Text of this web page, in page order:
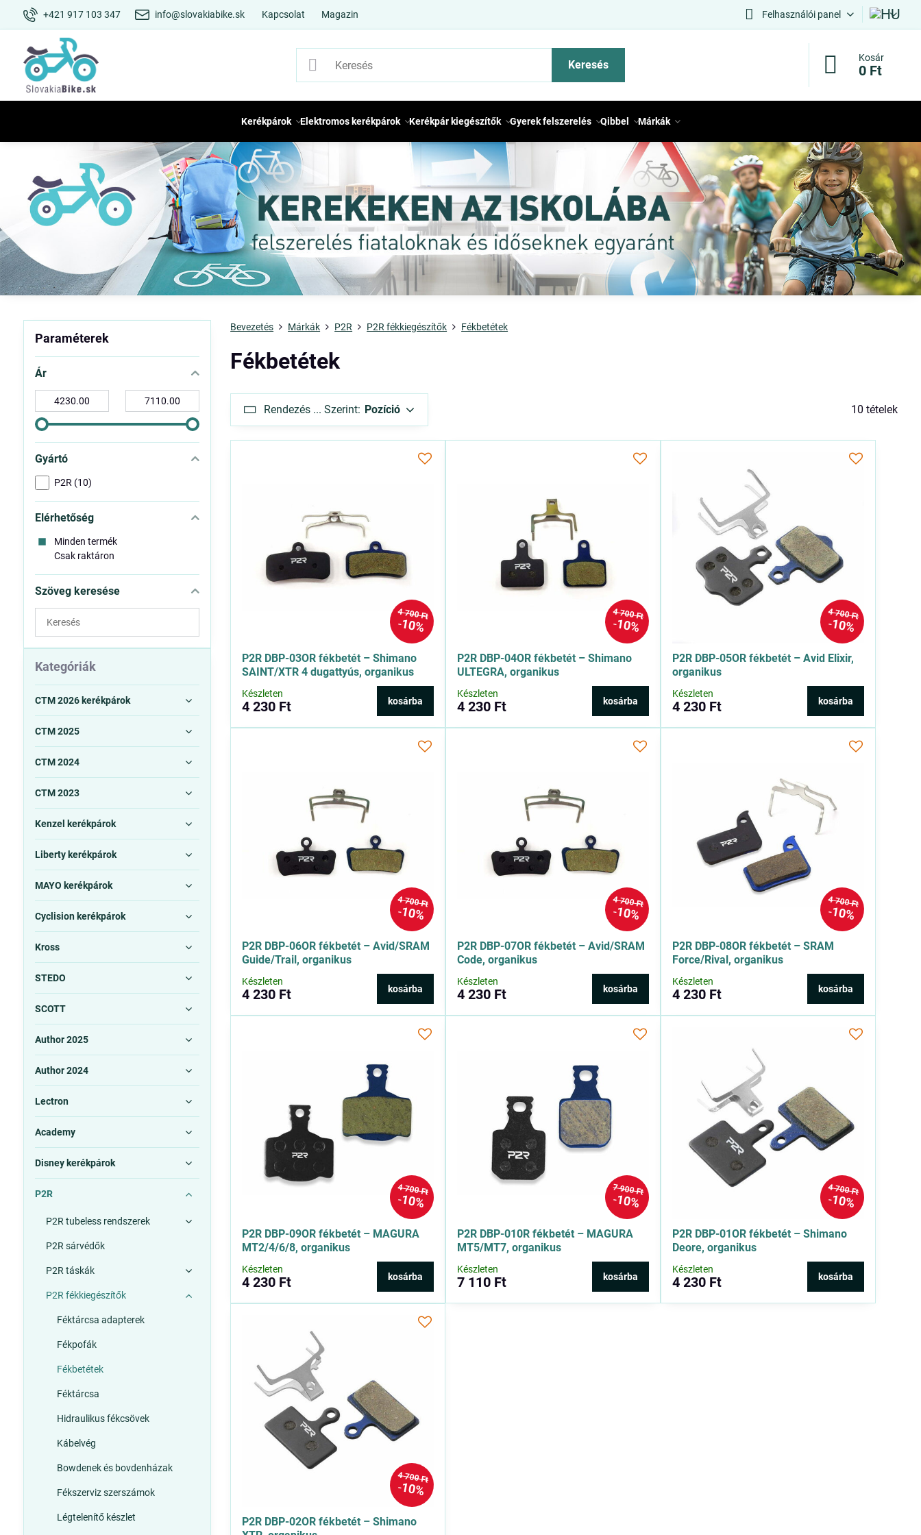
+421 917 103 347 info@slovakiabike.sk Kapcsolat Magazin Felhasználói panel
Keresés
Kosár
0 Ft
Kerékpárok Elektromos kerékpárok Kerékpár kiegészítők Gyerek felszerelés Qibbel Márkák
Bevezetés Márkák P2R P2R fékkiegészítők Fékbetétek
Fékbetétek
Rendezés ... Szerint: Pozíció 10 tételek
4 700 Ft
10%
P2R DBP-03OR fékbetét – Shimano
SAINT/XTR 4 dugattyús, organikus
Készleten
4 230 Ft kosárba
4 700 Ft
10%
P2R DBP-04OR fékbetét – Shimano
ULTEGRA, organikus
Készleten
4 230 Ft kosárba
4 700 Ft
10%
P2R DBP-05OR fékbetét – Avid Elixir,
organikus
Készleten
4 230 Ft kosárba
4 700 Ft
10%
P2R DBP-06OR fékbetét – Avid/SRAM
Guide/Trail, organikus
Készleten
4 230 Ft kosárba
4 700 Ft
10%
P2R DBP-07OR fékbetét – Avid/SRAM
Code, organikus
Készleten
4 230 Ft kosárba
4 700 Ft
10%
P2R DBP-08OR fékbetét – SRAM
Force/Rival, organikus
Készleten
4 230 Ft kosárba
4 700 Ft
10%
P2R DBP-09OR fékbetét – MAGURA
MT2/4/6/8, organikus
Készleten
4 230 Ft kosárba
7 900 Ft
10%
P2R DBP-010R fékbetét – MAGURA
MT5/MT7, organikus
Készleten
7 110 Ft kosárba
4 700 Ft
10%
P2R DBP-01OR fékbetét – Shimano
Deore, organikus
Készleten
4 230 Ft kosárba
4 700 Ft
10%
P2R DBP-02OR fékbetét – Shimano
Paraméterek
Ár
tól:
ig:
Gyártó
P2R (10)
Elérhetőség
Minden termék
Csak raktáron
Szöveg keresése
szűrési
eredmények
teljes
szövegben
Kategóriák
CTM 2026 kerékpárok
CTM 2025
CTM 2024
CTM 2023
Kenzel kerékpárok
Liberty kerékpárok
MAYO kerékpárok
Cyclision kerékpárok
Kross
STEDO
SCOTT
Author 2025
Author 2024
Lectron
Academy
Disney kerékpárok
P2R
P2R tubeless rendszerek
P2R sárvédők
P2R táskák
P2R fékkiegészítők
Féktárcsa adapterek
Fékpofák
Fékbetétek
Féktárcsa
Hidraulikus fékcsövek
Kábelvég
Bowdenek és bovdenházak
Fékszerviz szerszámok
Légtelenítő készlet